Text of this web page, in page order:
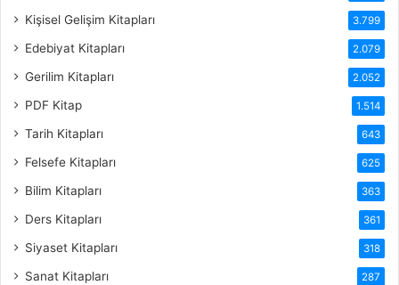
Kişisel Gelişim Kitapları 3.799
Edebiyat Kitapları 2.079
Gerilim Kitapları 2.052
PDF Kitap 1.514
Tarih Kitapları 643
Felsefe Kitapları 625
Bilim Kitapları 363
Ders Kitapları 361
Siyaset Kitapları 318
Sanat Kitapları 287